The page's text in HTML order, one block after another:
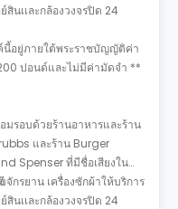
สินเเละกล้องวงจรปิด 24
นี้อยู่ภายใต้พระราชบัญญัติค่า
ปอนด์และไม่มีค่ามัดจำ **
รอบด้วยร้านอาหารและร้าน
และร้าน Burger
Spenser ที่มีชื่อเสียงใน
กรยาน เครื่องซักผ้าให้บริการ
สินเเละกล้องวงจรปิด 24